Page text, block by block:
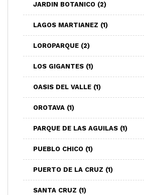
JARDIN BOTANICO (2)
LAGOS MARTIANEZ (1)
LOROPARQUE (2)
LOS GIGANTES (1)
OASIS DEL VALLE (1)
OROTAVA (1)
PARQUE DE LAS AGUILAS (1)
PUEBLO CHICO (1)
PUERTO DE LA CRUZ (1)
SANTA CRUZ (1)